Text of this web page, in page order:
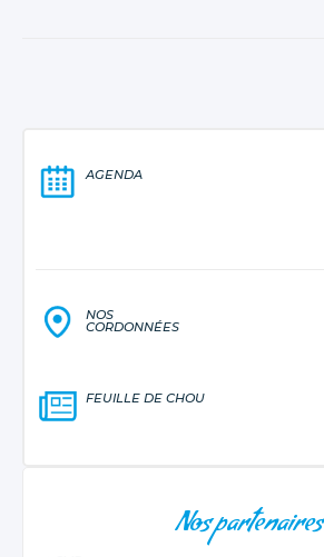
AGENDA
NOS
CORDONNÉES
FEUILLE DE CHOU
Nos partenaires